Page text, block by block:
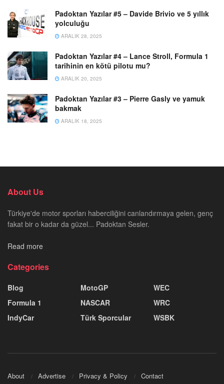
Padoktan Yazılar #5 – Davide Brivio ve 5 yıllık
yolculuğu
ARALIK 28, 2025
Padoktan Yazılar #4 – Lance Stroll, Formula 1
tarihinin en kötü pilotu mu?
ARALIK 20, 2025
Padoktan Yazılar #3 – Pierre Gasly ve yamuk
bakmak
ARALIK 18, 2025
About Us
Türkiye'de motor sporları haberciliğini canlandırmaya gelen, genç
fakat bir o kadar da güzel... Padoktan Sesler.
Read more
Categories
Blog
Formula 1
IndyCar
MotoGP
NASCAR
Türk Sporcular
WEC
WRC
WSBK
About Advertise Privacy & Policy Contact